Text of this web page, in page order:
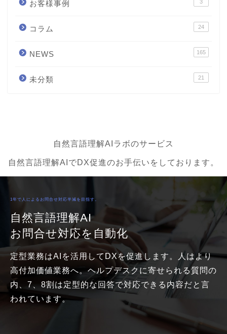
お客様事例 3
コラム 24
NEWS 165
未分類 21
自然言語理解AIラボのサービス
自然言語理解AIでDX促進のお手伝いをしております。
1年で人によるお問合せ対応半減を目指す。
自然言語理解AI
お問合せ対応を自動化
定型業務はAIを活用してDXを促進します。人はより
高付加価値業務へ。ヘルプデスクに寄せられる質問の
内、7、8割は定型的な回答で対応できる内容だと言
われています。